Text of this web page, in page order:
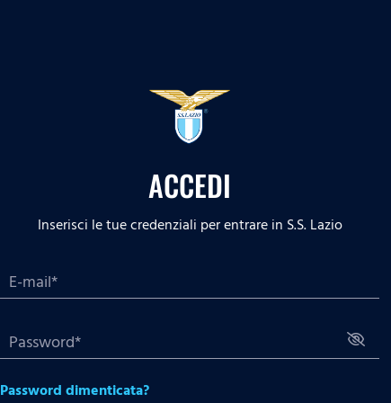
ACCEDI
Inserisci le tue credenziali per entrare in S.S. Lazio
Password dimenticata?